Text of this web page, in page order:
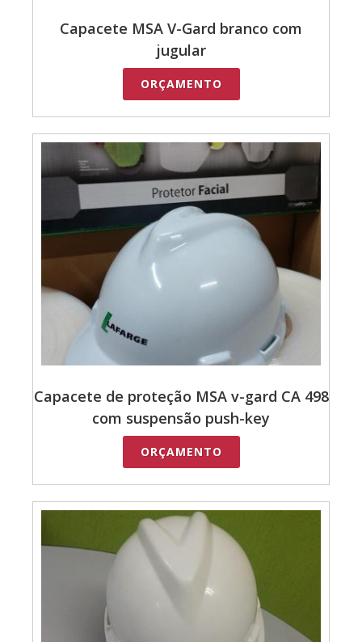
Capacete MSA V-Gard branco com
jugular
ORÇAMENTO
Capacete de proteção MSA v-gard CA 498
com suspensão push-key
ORÇAMENTO